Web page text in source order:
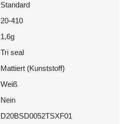
Standard
20-410
1,6g
Tri seal
Mattiert (Kunststoff)
Weiß
Nein
D20BSD0052TSXF01